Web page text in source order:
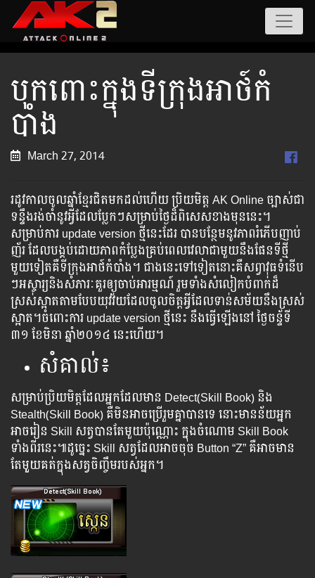
បុកពោះក្នុងទីក្រុងអាថ៍កំ
បាំង
March 27, 2014
រដូវ​កាល​ចូល​ឆ្នាំ​ខ្មែរ​ជិត​មក​ដល់​ហើយ​​ ​ប្រិយមិត្ត​ ​AK Online ​ច្បាស់​ជា​
ទន្ទឹង​រង់​ចាំ​នូវ​អ្វី​ដែល​ប្លែក​ៗ​សម្រាប់​ថ្ងៃ​ដ៏​​​ពិសេស​​​​​​​​​ខាង​មុន​នេះ​។​
សម្រាប់​កា​រ​ ​update ​version​ ​ថ្មី​នេះ​ដែរ​ ​បាន​បន្ថែម​នូវ​ភាព​រំភើប​ញាប់​
ញ័រ​​​ ​​ដែល​​បង្គប់​ដោយ​ភាព​កំប្លែង​គ្រប់​​ពេល​វេលា​ជា​​មួយ​​នឹង​​ផែន​​ទី​​ថ្មី​​
មួយ​ទៀត​​គឺ​​ទី​ក្រុង​អាថ៍​កំបាំង​។​​ ​ជាង​​​​​​​​នេះ​​​​​​​ទៅ​​​​​​​ទៀត​​​​​​​នោះ​​​​​​គឺ​​​​​​​​​សព្វាវុធ​​​​​​​​​​ទំនើប​​​​​
ៗ​​​​​​​​​អស្ចារ្យ​​​​​​និង​​​​​​​​សំភារៈ​​​​​​​គួ​រ​​​​​​​​​ឲ្យ​​​​​​​​ចាប់​​​​​​អារម្មណ៍​​​ ​​​រួម​​​ទាំង​​​​​​​​សំលៀក​​​​បំពាក់​​​​​​​​ដ៏​​​​​
ស្រស់​​​​​​ស្អាត​​​​តាម​​​​បែប​​​យុវវ័យ​​​ដែល​​​ចូល​​​ចិត្ត​​​​​អ្វី​​​ដែល​​​ទាន់​​​សម័យ​​​​នឹង​​​ស្រស់​​​
ស្អាត​​​។​​​ចំពោះ​​​​​​​ការ​​​ ​​​​update​ ​version​​ ​​​ថ្មី​​​​​នេះ​​​​ ​នឹង​ធ្វើ​​​​​​​ឡើង​​​​​នៅ​​ ​​​ថ្ងៃ​​​ចន្ទ័​​​​ទី​​ ​
៣១ ​​​​ខែ​មិនា ​ឆ្នាំ​​២០១៤​ ​​នេះ​​ហើយ។
សំគាល់៖
សម្រាប់ប្រិយមិត្តដែលអ្នកដែលមាន Detect(Skill Book) និង
Stealth(Skill Book) ​គឺ​មិន​អាច​ប្រើ​រួម​គ្នា​បាន​ទេ ​នោះ​មាន​ន័យ​អ្នក​
អាច​រៀន ​Skill ​សត្វ​បាន​តែ​មួយ​ប៉ុណ្ណោះ ​ក្នុង​ចំណោម ​Skill Book ​
ទាំង​ពីរ​នេះ៕​ដូច្នេះ ​Skill ​សត្វ​ដែល​អាច​ចុច​ Button “Z” ​គឺ​អាច​មាន​
តែ​មួួយ​គត់​ក្នុង​សត្វ​ចិញ្ចឹម​របស់​អ្នក។